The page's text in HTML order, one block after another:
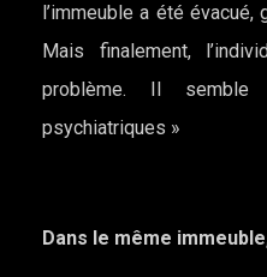
l’immeuble a été
Mais finalement,
problème. Il semble
psychiatriques »
Dans le même